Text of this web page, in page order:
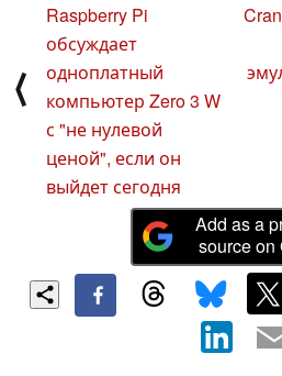
⟨
Raspberry Pi
обсуждает
одноплатный
компьютер Zero 3 W
с "не нулевой
ценой", если он
выйдет сегодня
Add as a
source on